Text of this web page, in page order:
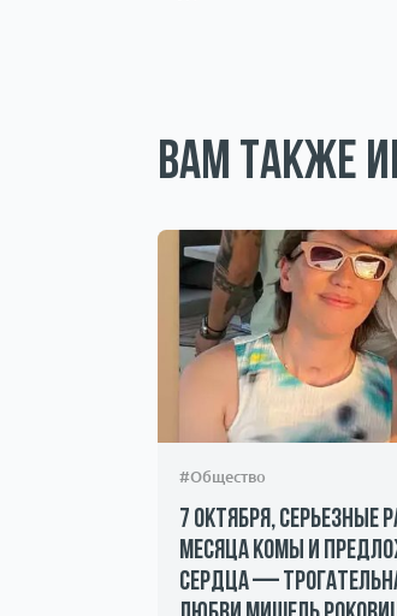
Вам также
#Общество
7 октября, серьезные
месяца комы и
сердца —